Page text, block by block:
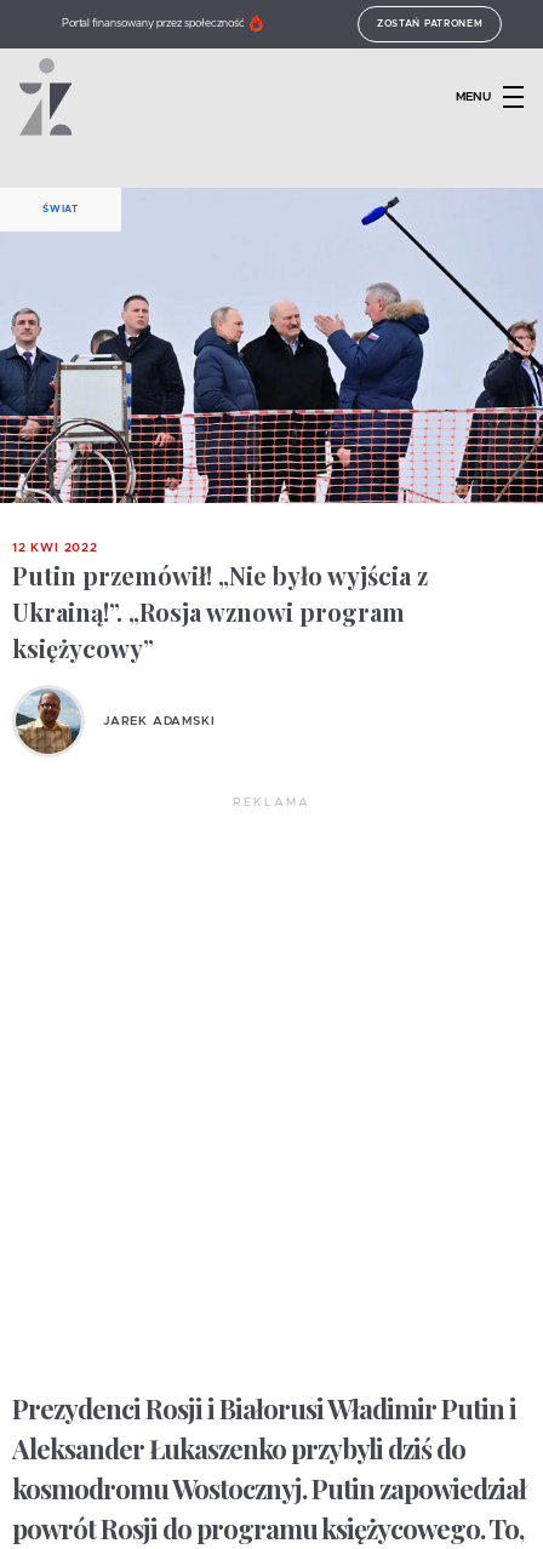
Portal finansowany przez społeczność ZOSTAŃ PATRONEM
MENU
ŚWIAT
12 KWI 2022
Putin przemówił! „Nie było wyjścia z
Ukrainą!”. „Rosja wznowi program
księżycowy”
JAREK ADAMSKI
REKLAMA
Prezydenci Rosji i Białorusi Władimir Putin i
Aleksander Łukaszenko przybyli dziś do
kosmodromu Wostocznyj. Putin zapowiedział
powrót Rosji do programu księżycowego. To,